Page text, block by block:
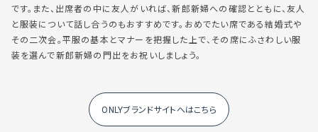
です。また、出席者の中に友人がいれば、新郎新婦への確認とともに、友人
と服装について話し合うのもおすすめです。おめでたい席である結婚式や
その二次会。平服の基本とマナーを把握した上で、その席にふさわしい服
装を選んで新郎新婦の門出をお祝いしましょう。
ONLYブランドサイトへはこちら